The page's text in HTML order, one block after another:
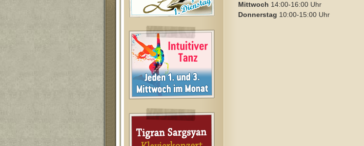
Mittwoch 14:00-16:00 Uhr
Donnerstag 10:00-15:00 Uhr